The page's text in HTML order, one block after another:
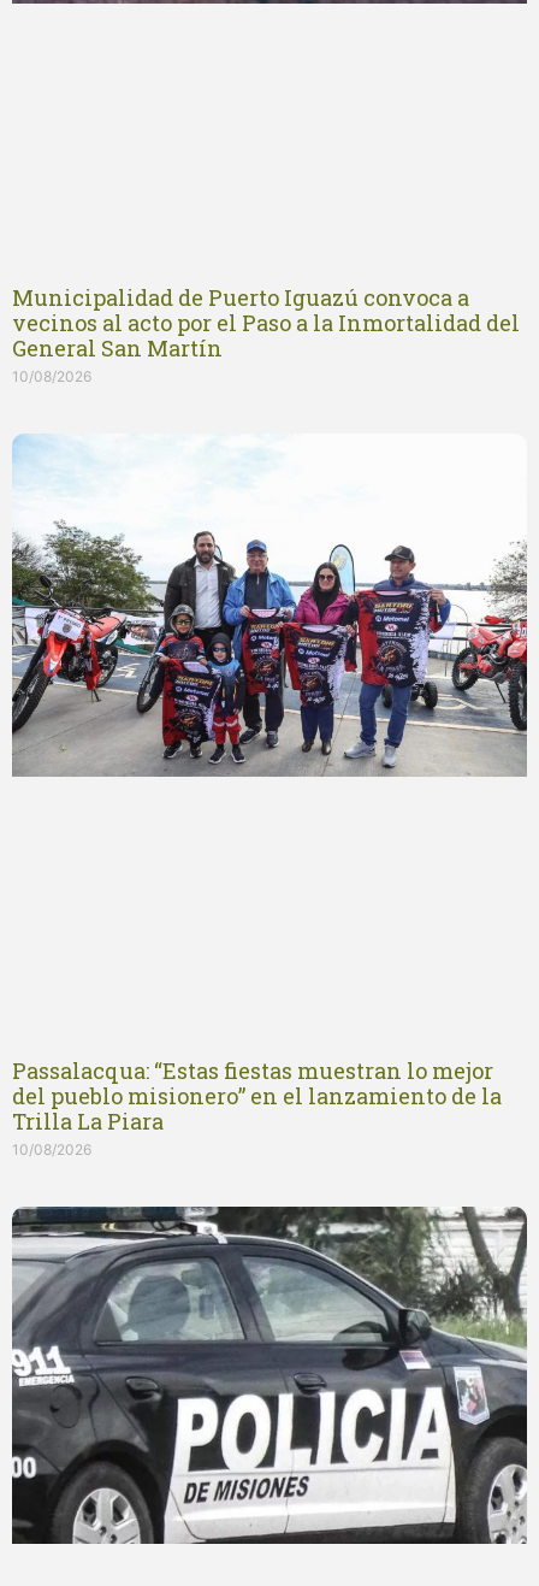
Municipalidad de Puerto Iguazú convoca a
vecinos al acto por el Paso a la Inmortalidad del
General San Martín
10/08/2026
Passalacqua: “Estas fiestas muestran lo mejor
del pueblo misionero” en el lanzamiento de la
Trilla La Piara
10/08/2026